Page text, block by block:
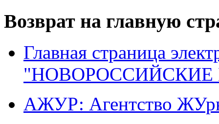
Возврат на главную
Главная страница
"НОВОРОССИЙСКИЕ
АЖУР: Агентство